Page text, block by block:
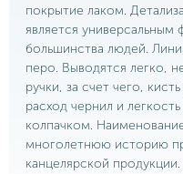
покрытие лаком.
является
большинства людей.
перо. Выводятся легко,
ручки, за счет чего,
расход чернил и
колпачком.
многолетнюю историю
канцелярской